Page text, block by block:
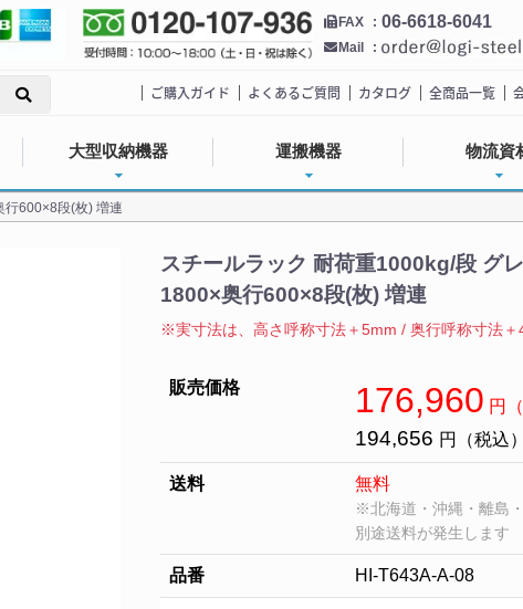
FAX 06-6618-6041
Mail
ご購入ガイド よくあるご質問 カタログ 全商品一覧
大型収納機器 運搬機器 物流資
行600×8段(枚) 増連
スチールラック 耐荷重1000kg/段 グ
1800×奥行600×8段(枚) 増連
※実寸法は、高さ呼称寸法＋5mm / 奥行呼称寸法＋
販売価格 176,960 円
194,656 円（税込）
送料 無料
※北海道・沖縄・離島
別途送料が発生します
品番 HI-T643A-A-08